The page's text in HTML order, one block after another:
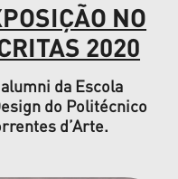
NO
2020
da Escola
do Politécnico
d’Arte.